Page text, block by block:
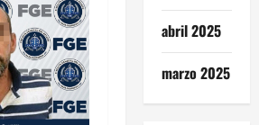
abril 2025
marzo 2025